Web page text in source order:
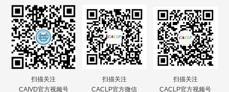
扫描关注
CAIVD官方视频号
扫描关注
CACLP官方微信
扫描关注
CACLP官方视频号